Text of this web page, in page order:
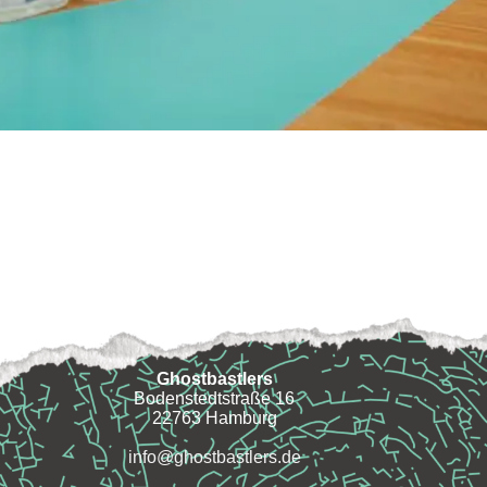
Ghostbastlers
Bodenstedtstraße 16
22763 Hamburg
info@ghostbastlers.de